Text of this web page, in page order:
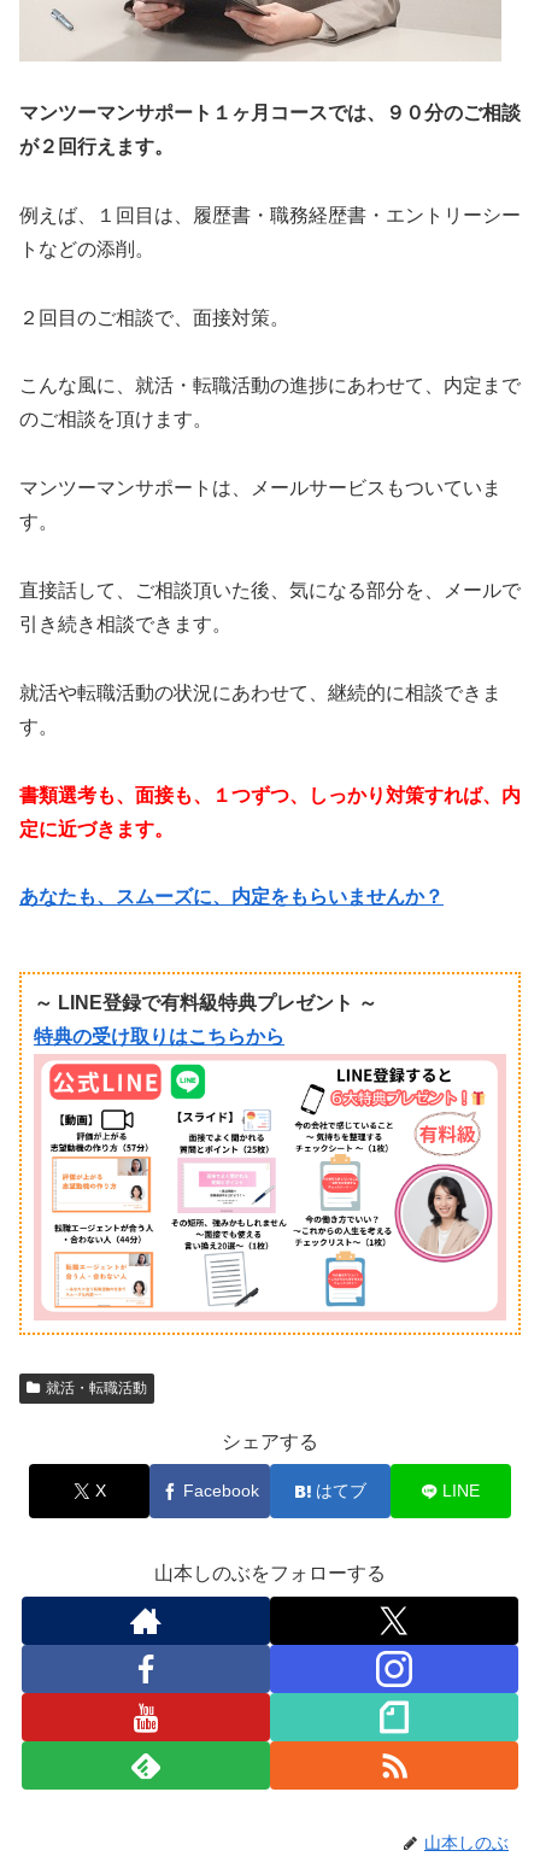
マンツーマンサポート１ヶ月コースでは、９０分のご相談
が２回行えます。
例えば、１回目は、履歴書・職務経歴書・エントリーシー
トなどの添削。
２回目のご相談で、面接対策。
こんな風に、就活・転職活動の進捗にあわせて、内定まで
のご相談を頂けます。
マンツーマンサポートは、メールサービスもついていま
す。
直接話して、ご相談頂いた後、気になる部分を、メールで
引き続き相談できます。
就活や転職活動の状況にあわせて、継続的に相談できま
す。
書類選考も、面接も、１つずつ、しっかり対策すれば、内
定に近づきます。
あなたも、スムーズに、内定をもらいませんか？
～ LINE登録で有料級特典プレゼント ～
特典の受け取りはこちらから
就活・転職活動
シェアする
X Facebook はてブ LINE
山本しのぶをフォローする
山本しのぶ